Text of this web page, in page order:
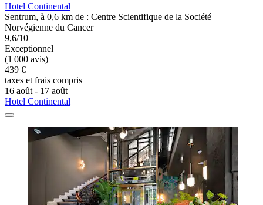
Hotel Continental
Sentrum, à 0,6 km de : Centre Scientifique de la Société
Norvégienne du Cancer
9,6/10
Exceptionnel
(1 000 avis)
439 €
taxes et frais compris
16 août - 17 août
Hotel Continental